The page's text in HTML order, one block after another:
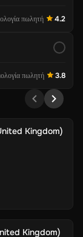
πωλητή 4.2
πωλητή 3.8
Kingdom)
Kingdom)